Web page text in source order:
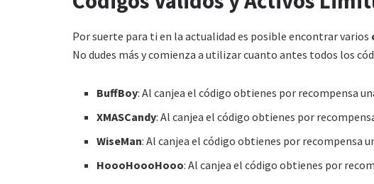
Por suerte para ti en la actualidad es posible encontrar varios
No dudes más y comienza a utilizar cuanto antes todos los
BuffBoy: Al canjea el código obtienes por recompensa
XMASCandy: Al canjea el código obtienes por
WiseMan: Al canjea el código obtienes por recompensa
HoooHoooHooo: Al canjea el código obtienes por